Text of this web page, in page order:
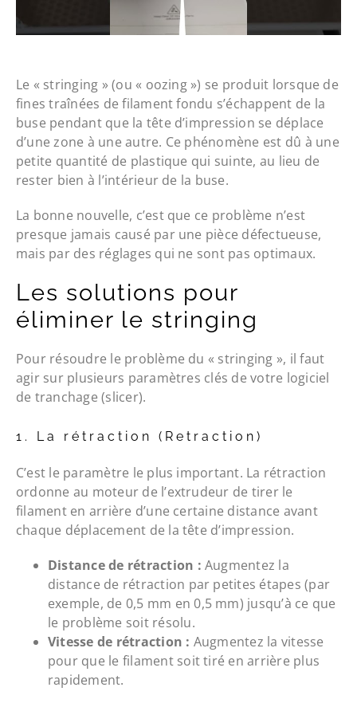
Le « stringing » (ou « oozing ») se produit lorsque de
fines traînées de filament fondu s’échappent de la
buse pendant que la tête d’impression se déplace
d’une zone à une autre. Ce phénomène est dû à une
petite quantité de plastique qui suinte, au lieu de
rester bien à l’intérieur de la buse.
La bonne nouvelle, c’est que ce problème n’est
presque jamais causé par une pièce défectueuse,
mais par des réglages qui ne sont pas optimaux.
Les solutions pour
éliminer le stringing
Pour résoudre le problème du « stringing », il faut
agir sur plusieurs paramètres clés de votre logiciel
de tranchage (slicer).
1. La rétraction (Retraction)
C’est le paramètre le plus important. La rétraction
ordonne au moteur de l’extrudeur de tirer le
filament en arrière d’une certaine distance avant
chaque déplacement de la tête d’impression.
Distance de rétraction : Augmentez la
distance de rétraction par petites étapes (par
exemple, de 0,5 mm en 0,5 mm) jusqu’à ce que
le problème soit résolu.
Vitesse de rétraction : Augmentez la vitesse
pour que le filament soit tiré en arrière plus
rapidement.